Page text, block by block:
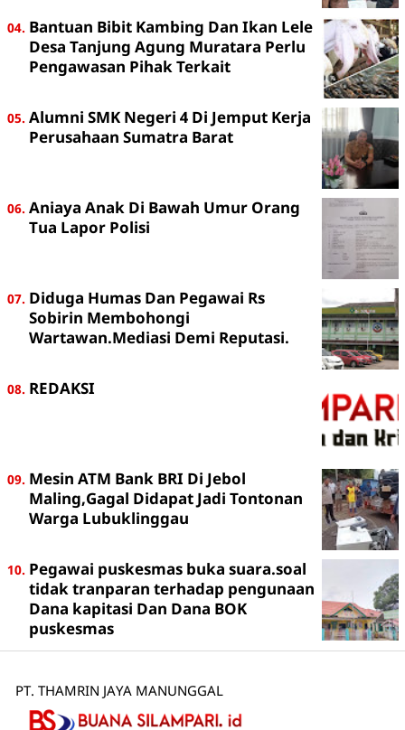
Bantuan Bibit Kambing Dan Ikan Lele
Desa Tanjung Agung Muratara Perlu
Pengawasan Pihak Terkait
Alumni SMK Negeri 4 Di Jemput Kerja
Perusahaan Sumatra Barat
Aniaya Anak Di Bawah Umur Orang
Tua Lapor Polisi
Diduga Humas Dan Pegawai Rs
Sobirin Membohongi
Wartawan.Mediasi Demi Reputasi.
REDAKSI
Mesin ATM Bank BRI Di Jebol
Maling,Gagal Didapat Jadi Tontonan
Warga Lubuklinggau
Pegawai puskesmas buka suara.soal
tidak tranparan terhadap pengunaan
Dana kapitasi Dan Dana BOK
puskesmas
PT. THAMRIN JAYA MANUNGGAL